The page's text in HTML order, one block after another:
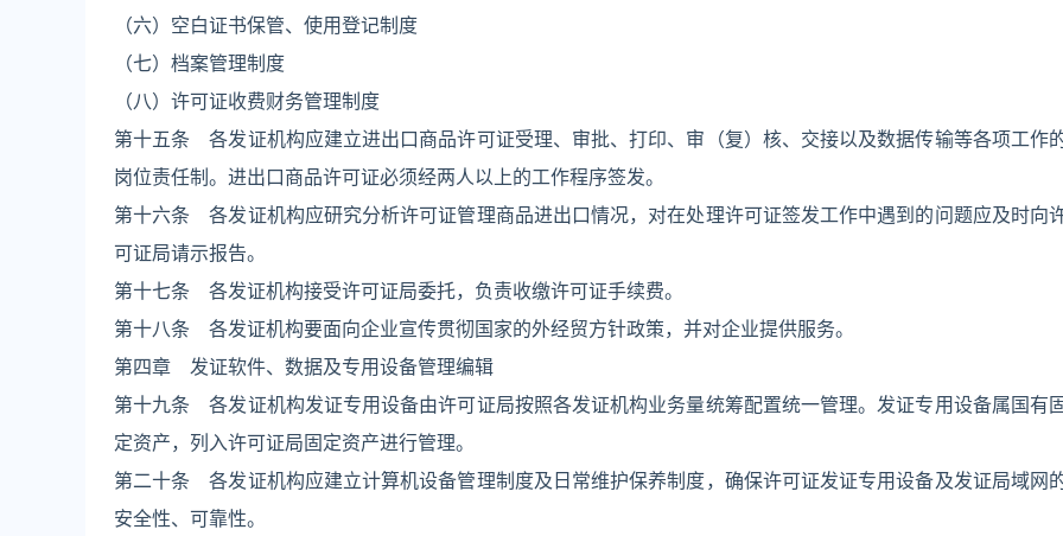
（六）空白证书保管、使用登记制度
（七）档案管理制度
（八）许可证收费财务管理制度
第十五条 各发证机构应建立进出口商品许可证受理、审批、打印、审（复）核、交接以及数据传输等各项工作
岗位责任制。进出口商品许可证必须经两人以上的工作程序签发。
第十六条 各发证机构应研究分析许可证管理商品进出口情况，对在处理许可证签发工作中遇到的问题应及时向
可证局请示报告。
第十七条 各发证机构接受许可证局委托，负责收缴许可证手续费。
第十八条 各发证机构要面向企业宣传贯彻国家的外经贸方针政策，并对企业提供服务。
第四章 发证软件、数据及专用设备管理编辑
第十九条 各发证机构发证专用设备由许可证局按照各发证机构业务量统筹配置统一管理。发证专用设备属国有
定资产，列入许可证局固定资产进行管理。
第二十条 各发证机构应建立计算机设备管理制度及日常维护保养制度，确保许可证发证专用设备及发证局域网
安全性、可靠性。